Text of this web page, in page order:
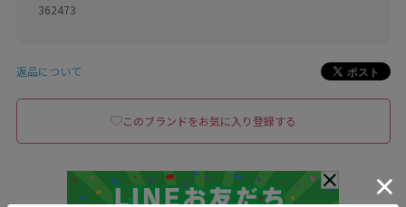
362473
返品について
このブランドをお気に入り登録する